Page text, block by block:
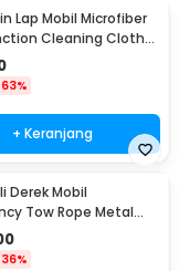
Lap Mobil Microfiber
Cleaning Cloth
- H-10
63%
+ Keranjang
Derek Mobil
Tow Rope Metal
Type 2.7M - JL30
36%